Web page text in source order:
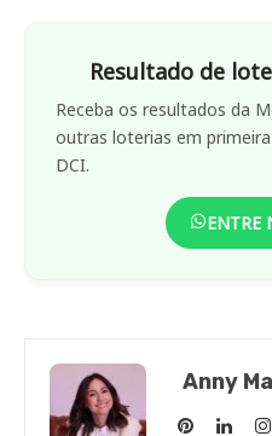
Resultado de
Receba os resultados da
outras loterias em
DCI.
ENTRE
Anny
AnnyAnny